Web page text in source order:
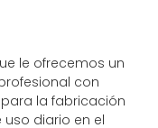
le ofrecemos un
con
la fabricación
diario en el